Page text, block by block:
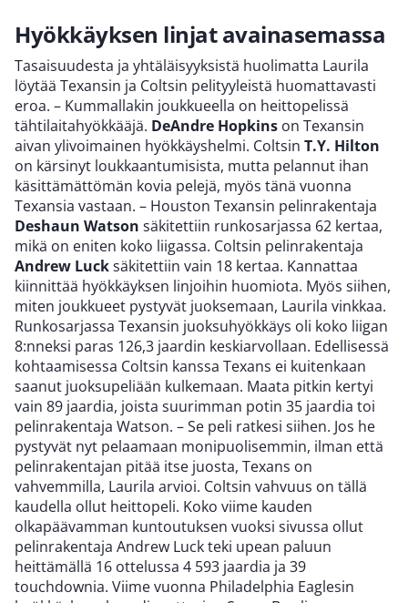
Hyökkäyksen linjat avainasemassa
Tasaisuudesta ja yhtäläisyyksistä huolimatta Laurila
löytää Texansin ja Coltsin pelityyleistä huomattavasti
eroa. – Kummallakin joukkueella on heittopelissä
tähtilaitahyökkääjä. DeAndre Hopkins on Texansin
aivan ylivoimainen hyökkäyshelmi. Coltsin T.Y. Hilton
on kärsinyt loukkaantumisista, mutta pelannut ihan
käsittämättömän kovia pelejä, myös tänä vuonna
Texansia vastaan. – Houston Texansin pelinrakentaja
Deshaun Watson säkitettiin runkosarjassa 62 kertaa,
mikä on eniten koko liigassa. Coltsin pelinrakentaja
Andrew Lucksäkitettiin vain 18 kertaa. Kannattaa
kiinnittää hyökkäyksen linjoihin huomiota. Myös siihen,
miten joukkueet pystyvät juoksemaan, Laurila vinkkaa.
Runkosarjassa Texansin juoksuhyökkäys oli koko liigan
8:nneksi paras 126,3 jaardin keskiarvollaan. Edellisessä
kohtaamisessa Coltsin kanssa Texans ei kuitenkaan
saanut juoksupeliään kulkemaan. Maata pitkin kertyi
vain 89 jaardia, joista suurimman potin 35 jaardia toi
pelinrakentaja Watson. – Se peli ratkesi siihen. Jos he
pystyvät nyt pelaamaan monipuolisemmin, ilman että
pelinrakentajan pitää itse juosta, Texans on
vahvemmilla, Laurila arvioi. Coltsin vahvuus on tällä
kaudella ollut heittopeli. Koko viime kauden
olkapäävamman kuntoutuksen vuoksi sivussa ollut
pelinrakentaja Andrew Luck teki upean paluun
heittämällä 16 ottelussa 4 593 jaardia ja 39
touchdownia. Viime vuonna Philadelphia Eaglesin